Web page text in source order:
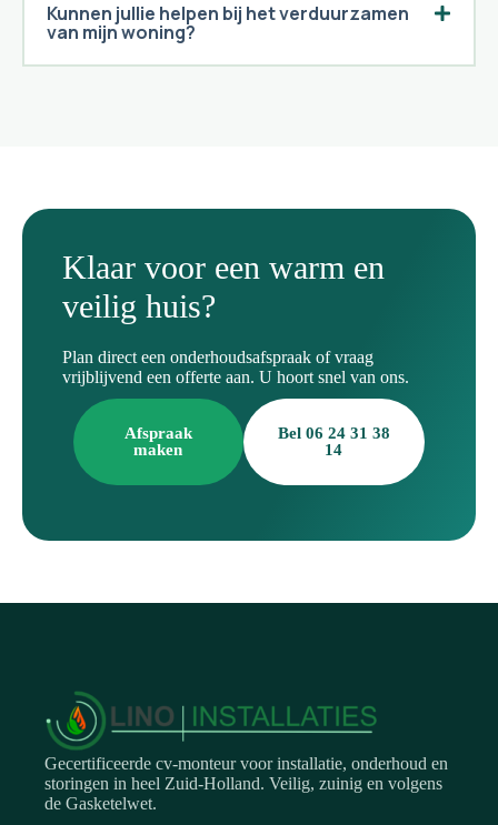
Kunnen jullie helpen bij het verduurzamen
van mijn woning?
Klaar voor een warm en
veilig huis?
Plan direct een onderhoudsafspraak of vraag
vrijblijvend een offerte aan. U hoort snel van ons.
Afspraak
maken
Bel 06 24 31 38
14
Gecertificeerde cv-monteur voor installatie, onderhoud en
storingen in heel Zuid-Holland. Veilig, zuinig en volgens
de Gasketelwet.